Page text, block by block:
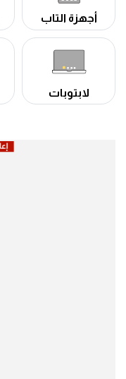
أجهزة التاب
لابتوبات